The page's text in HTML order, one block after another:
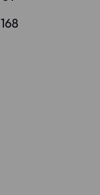
168